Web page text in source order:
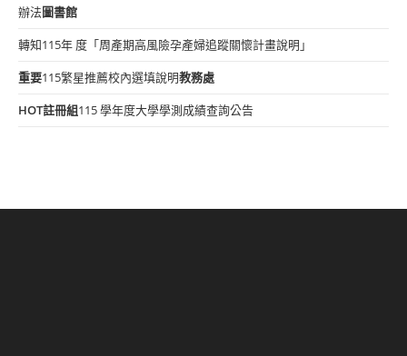
辦法圖書館
轉知115年 度「周產期高風險孕產婦追蹤關懷計畫說明」
重要115繁星推薦校內選填說明教務處
HOT註冊組115 學年度大學學測成績查詢公告